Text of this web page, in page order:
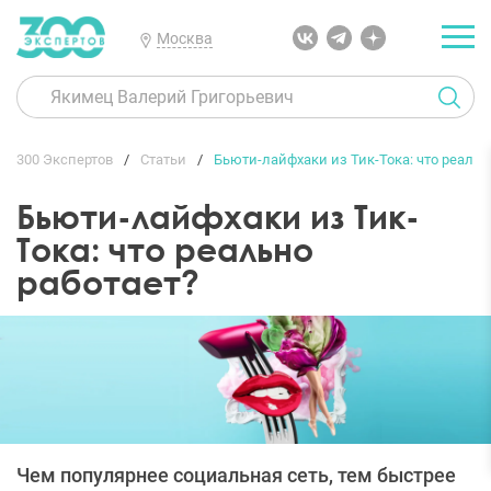
Москва
300 Экспертов Статьи Бьюти-лайфхаки из Тик-Тока: что
Бьюти-лайфхаки из Тик-
Тока: что реально
работает?
Чем популярнее социальная сеть, тем быстрее